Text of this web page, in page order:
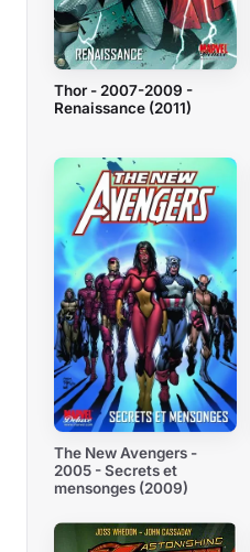
Thor - 2007-2009 -
Renaissance (2011)
The New Avengers -
2005 - Secrets et
mensonges (2009)